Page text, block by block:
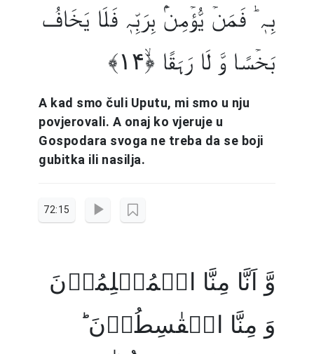
بِہٖ ؕ فَمَنۡ یُّؤۡمِنۡۢ بِرَبِّہٖ فَلَا یَخَافُ
بَخۡسًا وَّ لَا رَہَقًا ﴿ۙ۱۴﴾
A kad smo čuli Uputu, mi smo u nju
povjerovali. A onaj ko vjeruje u
Gospodara svoga ne treba da se boji
gubitka ili nasilja.
72:15
وَّ اَنَّا مِنَّا الۡمُسۡلِمُوۡنَ
وَ مِنَّا الۡقٰسِطُوۡنَ ؕ